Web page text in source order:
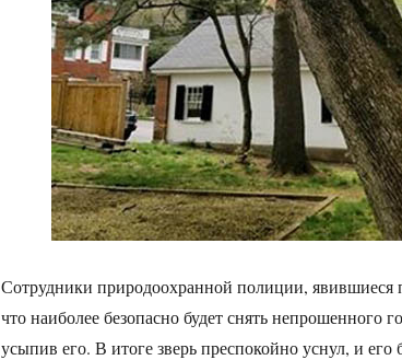
Сотрудники природоохранной полиции,
что наиболее безопасно будет снять непрошенного
усыпив его. В итоге зверь преспокойно уснул, и его